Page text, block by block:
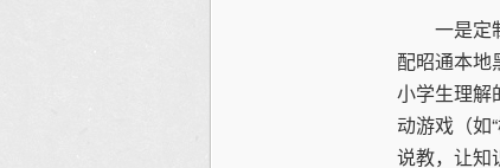
一是定制
配昭通本地
小学生理
动游戏（如
说教，让知